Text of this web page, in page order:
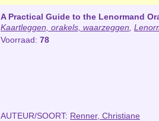
A Practical Guide to the Lenormand
Kaartleggen, orakels, waarzeggen
Voorraad: 78
AUTEUR/SOORT: Renner, Christiane